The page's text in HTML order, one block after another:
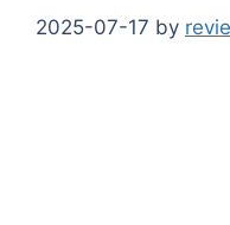
2025-07-17 by